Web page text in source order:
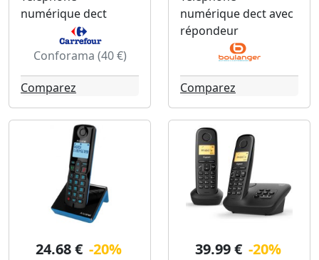
numérique dect
Conforama (40 €)
Comparez
numérique dect avec
répondeur
Comparez
24.68 € -20% 39.99 € -20%